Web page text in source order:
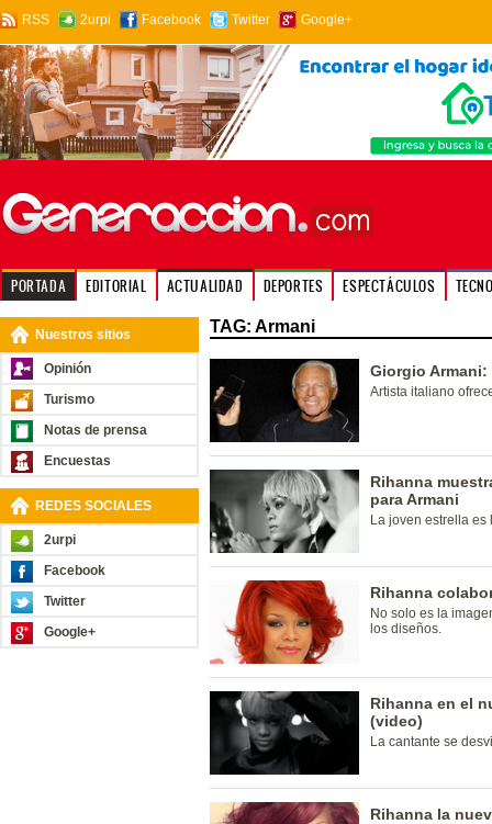
RSS 2urpi Facebook Twitter Google+
PORTADA EDITORIAL ACTUALIDAD DEPORTES ESPECTÁCULOS
Nuestros sitios
Opinión
Turismo
Notas de prensa
Encuestas
REDES SOCIALES
2urpi
Facebook
Twitter
Google+
TAG: Armani
Giorgio
Artista italiano
Rihanna
para Armani
La joven estrella
Rihanna
No solo es la
los diseños.
Rihanna en el
(video)
La cantante se
Rihanna la